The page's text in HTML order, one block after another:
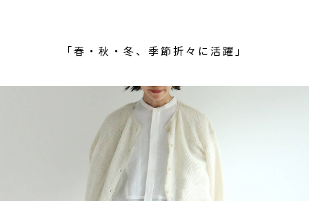
「春・秋・冬、季節折々に活躍」